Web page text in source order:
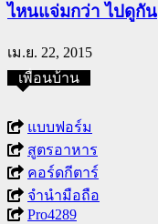
ไหนแจ่มกว่า ไปดูกัน
เม.ย. 22, 2015
เพื่อนบ้าน
แบบฟอร์ม
สูตรอาหาร
คอร์ดกีตาร์
จำนำมือถือ
Pro4289